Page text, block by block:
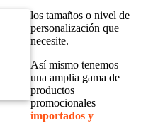
los tamaños o nivel de
personalización que
necesite.
Así mismo tenemos
una amplia gama de
productos
promocionales
importados y